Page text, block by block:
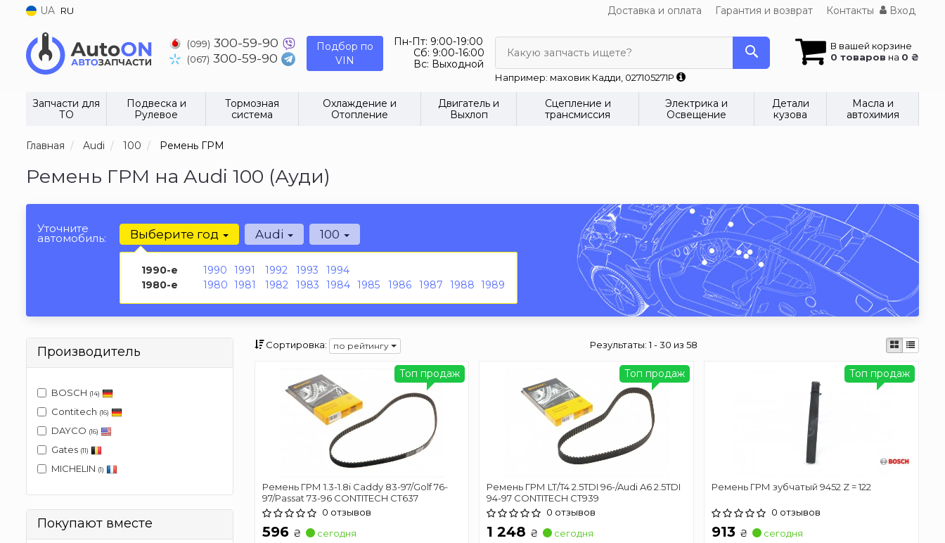
UA RU Доставка и оплата Гарантия и возврат Контакты Вход
(099) 300-59-90
(067) 300-59-90
Подбор по
VIN
Пн-Пт: 9:00-19:00
Сб: 9:00-16:00
Вс: Выходной
В вашей корзине
0 товаров на 0 ₴
Какую запчасть ищете?
Например: маховик Кадди, 027105271P
Запчасти для
ТО
Подвеска и
Рулевое
Тормозная
система
Охлаждение и
Отопление
Двигатель и
Выхлоп
Сцепление и
трансмиссия
Электрика и
Освещение
Детали
кузова
Масла и
автохимия
Главная Audi 100 Ремень ГРМ
Ремень ГРМ на Audi 100 (Ауди)
Уточните
автомобиль: Выберите год
1990-е 1990 1991 1992 1993
1994
1980-е
1980 1981 1982 1983 1984 1985 1986 1987 1988 1989
Audi 100
Производитель
BOSCH (14)
Contitech (16)
DAYCO (16)
Gates (11)
MICHELIN (1)
Покупают вместе
Сортировка: по рейтингу Результаты:1 - 30 из 58
Ремень ГРМ 1.3-1.8i Caddy 83-97/Golf 76-
97/Passat 73-96 CONTITECH CT637
0 отзывов
596 ₴
сегодня
Топ продаж
Ремень ГРМ LT/T4 2.5TDI 96-/Audi A6 2.5TDI
94-97 CONTITECH CT939
0 отзывов
1 248 ₴
сегодня
Топ продаж
Ремень ГРМ зубчатый 9452 Z = 122
0 отзывов
913 ₴
сегодня
Топ продаж